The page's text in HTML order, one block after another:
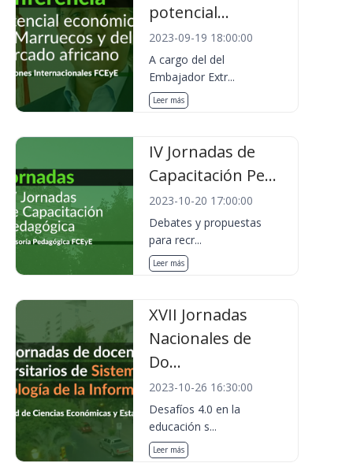
potencial...
2023-09-19 18:00:00
A cargo del del
Embajador Extr...
Leer más
IV Jornadas de
Capacitación Pe...
2023-10-20 17:00:00
Debates y propuestas
para recr...
Leer más
XVII Jornadas
Nacionales de
Do...
2023-10-26 16:30:00
Desafíos 4.0 en la
educación s...
Leer más